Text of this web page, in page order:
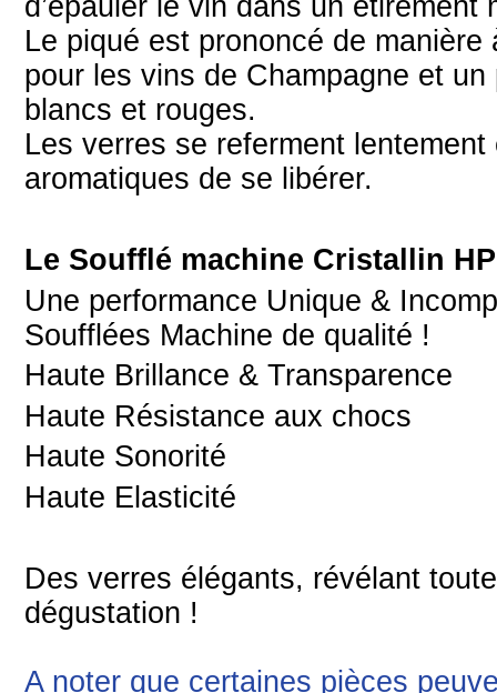
d’épauler le vin dans un étirement
Le piqué est prononcé de
pour les vins de Champagne et
blancs et rouges.
Les verres se referment
aromatiques de se libérer.
Le Soufflé machine Cristallin
Une performance Unique &
Soufflées Machine de qualité !
Haute Brillance & Transparence
Haute Résistance aux chocs
Haute Sonorité
Haute Elasticité
Des verres élégants, révélant
dégustation !
A noter que certaines pièces